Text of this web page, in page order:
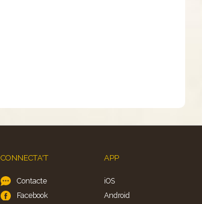
CONNECTA'T
Contacte
Facebook
APP
iOS
Android